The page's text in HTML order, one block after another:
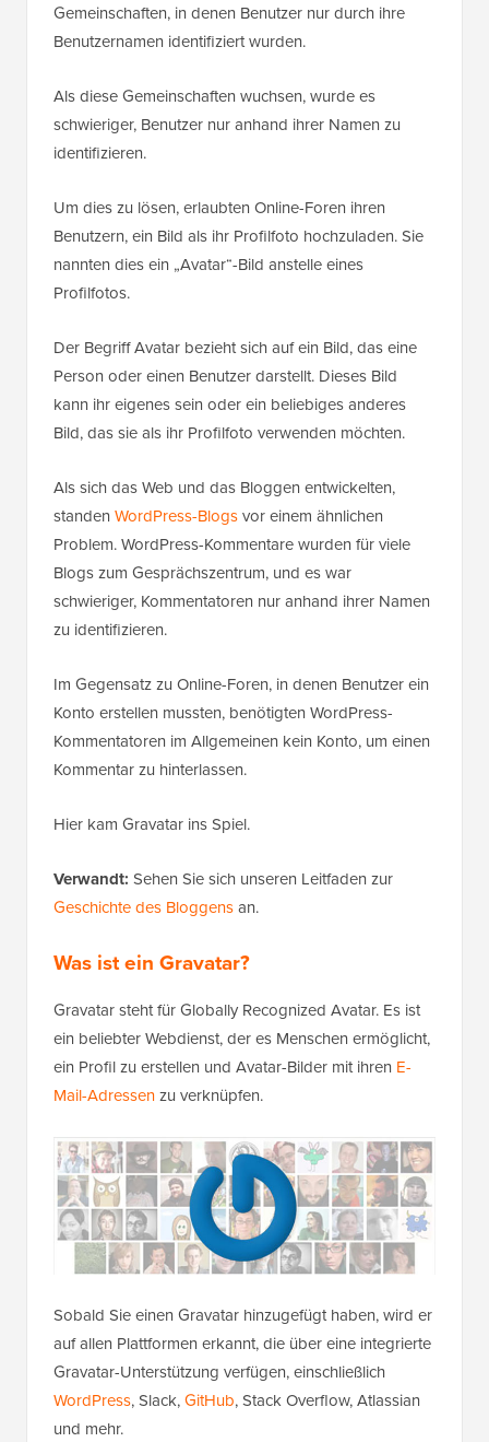
Gemeinschaften, in denen Benutzer nur durch ihre
Benutzernamen identifiziert wurden.
Als diese Gemeinschaften wuchsen, wurde es
schwieriger, Benutzer nur anhand ihrer Namen zu
identifizieren.
Um dies zu lösen, erlaubten Online-Foren ihren
Benutzern, ein Bild als ihr Profilfoto hochzuladen. Sie
nannten dies ein „Avatar“-Bild anstelle eines
Profilfotos.
Der Begriff Avatar bezieht sich auf ein Bild, das eine
Person oder einen Benutzer darstellt. Dieses Bild
kann ihr eigenes sein oder ein beliebiges anderes
Bild, das sie als ihr Profilfoto verwenden möchten.
Als sich das Web und das Bloggen entwickelten,
standen WordPress-Blogsvor einem ähnlichen
Problem. WordPress-Kommentare wurden für viele
Blogs zum Gesprächszentrum, und es war
schwieriger, Kommentatoren nur anhand ihrer Namen
zu identifizieren.
Im Gegensatz zu Online-Foren, in denen Benutzer ein
Konto erstellen mussten, benötigten WordPress-
Kommentatoren im Allgemeinen kein Konto, um einen
Kommentar zu hinterlassen.
Hier kam Gravatar ins Spiel.
Verwandt: Sehen Sie sich unseren Leitfaden zur
Geschichte des Bloggensan.
Was ist ein Gravatar?
Gravatar steht für Globally Recognized Avatar. Es ist
ein beliebter Webdienst, der es Menschen ermöglicht,
ein Profil zu erstellen und Avatar-Bilder mit ihren E-
Mail-Adressenzu verknüpfen.
Sobald Sie einen Gravatar hinzugefügt haben, wird er
auf allen Plattformen erkannt, die über eine integrierte
Gravatar-Unterstützung verfügen, einschließlich
WordPress, Slack,GitHub, Stack Overflow, Atlassian
und mehr.